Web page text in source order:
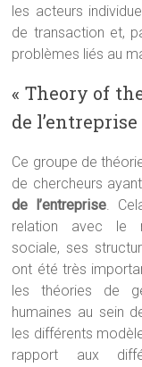
les acteurs
de transaction et,
problèmes liés au
« Theory of
de l’entreprise
Ce groupe de
de chercheurs
de l’entreprise.
relation avec le
sociale, ses
ont été très
les théories de
humaines au sein
les différents
rapport aux